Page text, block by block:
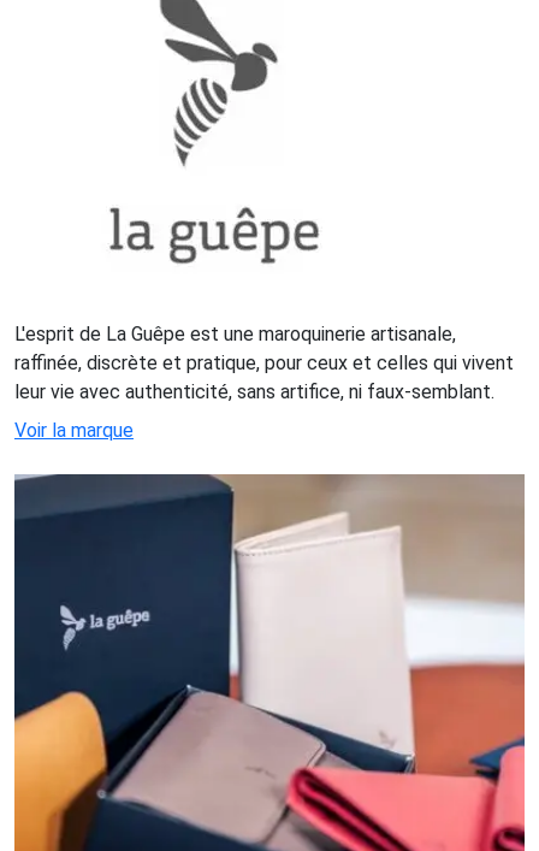
L'esprit de La Guêpe est une maroquinerie artisanale,
raffinée, discrète et pratique, pour ceux et celles qui vivent
leur vie avec authenticité, sans artifice, ni faux-semblant.
Voir la marque